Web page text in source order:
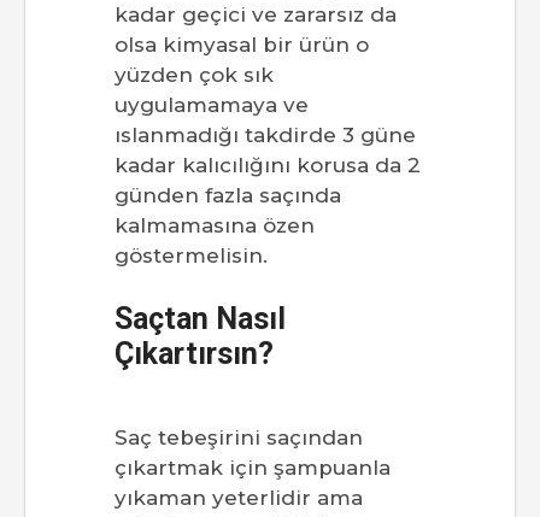
kadar geçici ve zararsız da
olsa kimyasal bir ürün o
yüzden çok sık
uygulamamaya ve
ıslanmadığı takdirde 3 güne
kadar kalıcılığını korusa da 2
günden fazla saçında
kalmamasına özen
göstermelisin.
Saçtan Nasıl
Çıkartırsın?
Saç tebeşirini saçından
çıkartmak için şampuanla
yıkaman yeterlidir ama